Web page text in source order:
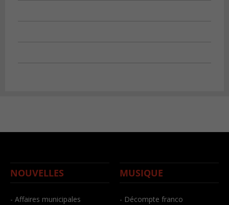
NOUVELLES
- Affaires municipales
MUSIQUE
- Décompte franco